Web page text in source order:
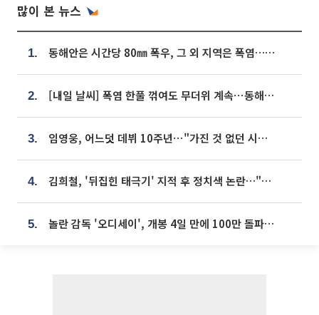
많이 본 뉴스
1. 동해안은 시간당 80㎜ 폭우, 그 외 지역은 폭염…‘극과 극 날씨’
2. [내일 날씨] 폭염 한풀 꺾여도 무더위 계속⋯동해안 이틀 연속 비
3. 임영웅, 어느덧 데뷔 10주년⋯"가진 것 없던 시절, 내 앞엔 20명의 팬뿐"
4. 김희철, '뒤집힌 태극기' 지적 후 정치색 논란…"좌우 떠나 우리나라 국기"
5. 놀란 감독 '오디세이', 개봉 4일 만에 100만 돌파⋯'왕사남' 보다 빠르다